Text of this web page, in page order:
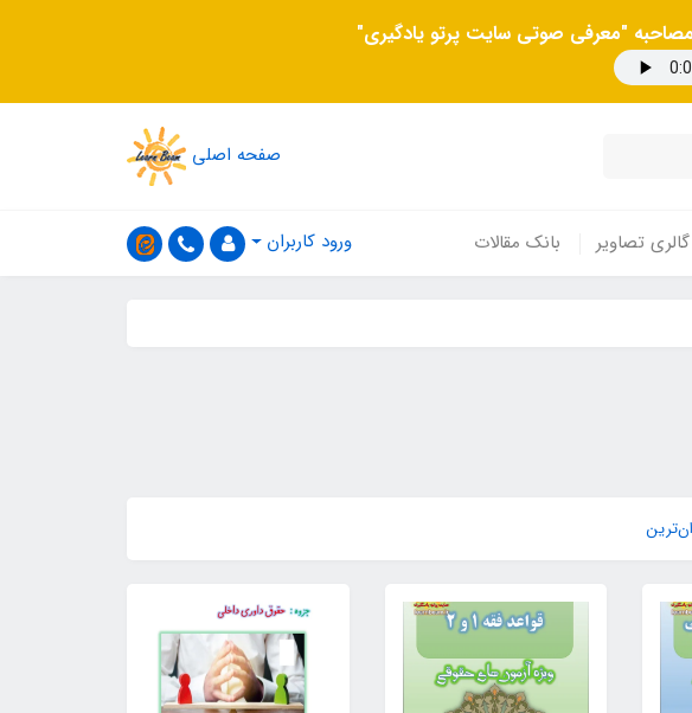
"معرفی صوتی سایت پرتو یادگیری"
صفحه اصلی
گالری تصاویر بانک مقالات ورود کاربران